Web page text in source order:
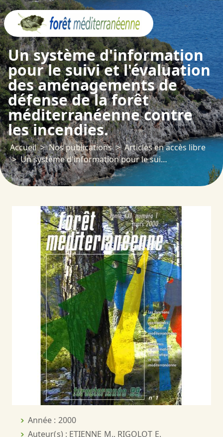
Un système d'information
pour le suivi et l'évaluation
des aménagements de
défense de la forêt
méditerranéenne contre
les incendies.
Accueil Nos publications
Articles en accès libre
Un système d'information pour le suivi et l'évaluation des aménagements de défense de la forêt méditerranéenne contre les incendies.
Année : 2000
Auteur(s) : ETIENNE M., RIGOLOT E.
Panneau de gestion des cookies